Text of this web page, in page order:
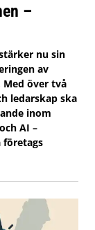
–
nu sin
av
Med över två
ledarskap ska
inom
AI –
företags